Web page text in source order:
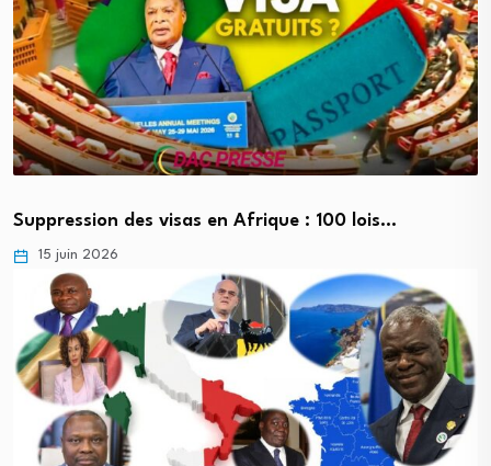
Suppression des visas en Afrique : 100 lois…
15 juin 2026